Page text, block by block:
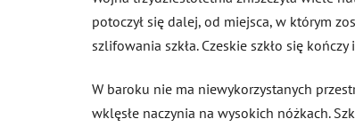
potoczył się dalej, od miejsca, w którym
szlifowania szkła. Czeskie szkło się
W baroku nie ma niewykorzystanych
wklęsłe naczynia na wysokich nóżkach.